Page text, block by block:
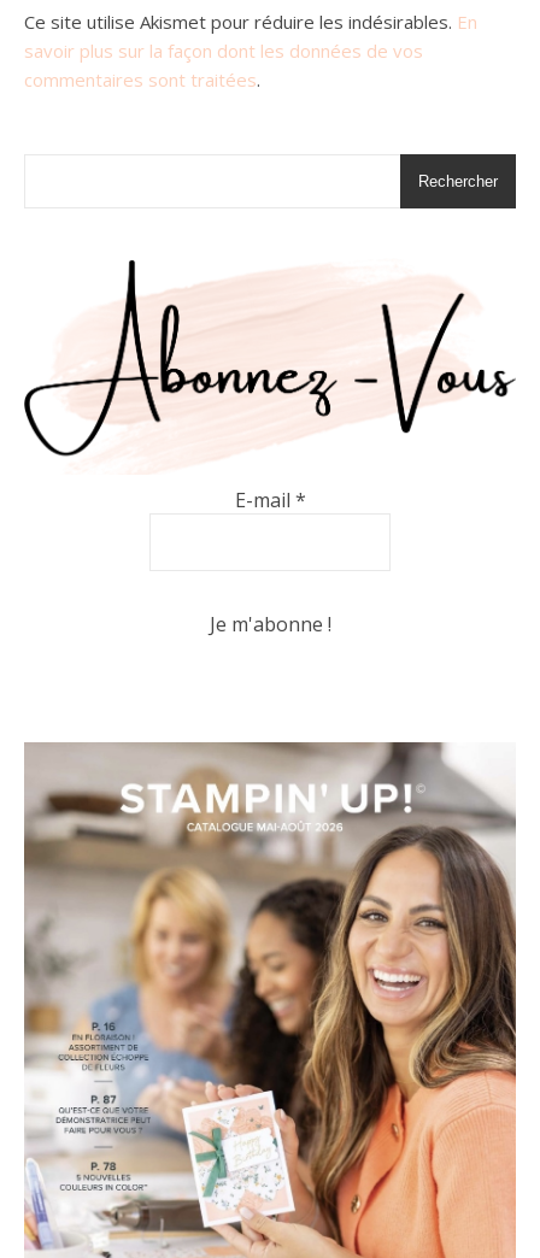
Ce site utilise Akismet pour réduire les indésirables. En
savoir plus sur la façon dont les données de vos
commentaires sont traitées.
Rechercher
E-mail *